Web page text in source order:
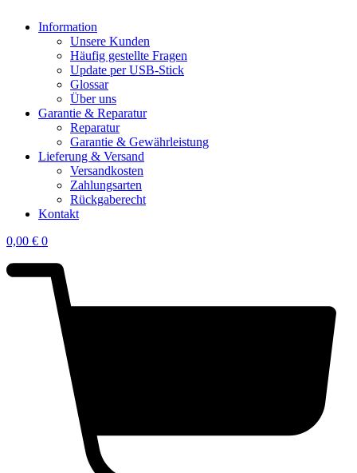
Information
Unsere Kunden
Häufig gestellte Fragen
Update per USB-Stick
Glossar
Über uns
Garantie & Reparatur
Reparatur
Garantie & Gewährleistung
Lieferung & Versand
Versandkosten
Zahlungsarten
Rückgaberecht
Kontakt
0,00 € 0